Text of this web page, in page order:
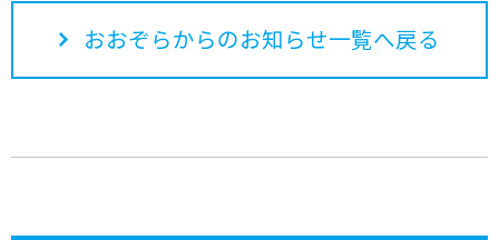
おおぞらからのお知らせ一覧へ戻る